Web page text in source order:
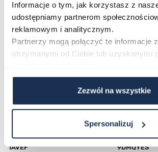
Informacje o tym, jak korzystasz z
udostępniamy partnerom
reklamowym i analitycznym.
Partnerzy mogą połączyć te informacje
otrzymanymi od Ciebie lub uzyskanymi
Zezwól na wszystkie
Spersonalizuj
Poruszanie się po elementach karuzeli jest
Naciśnij, aby pominąć karuzelę
Naciśnij, aby przejść do nawigacji karuzeli
CASIO Sport AE-1200WHD-
1AVEF
Casio Sport
9DMQYES